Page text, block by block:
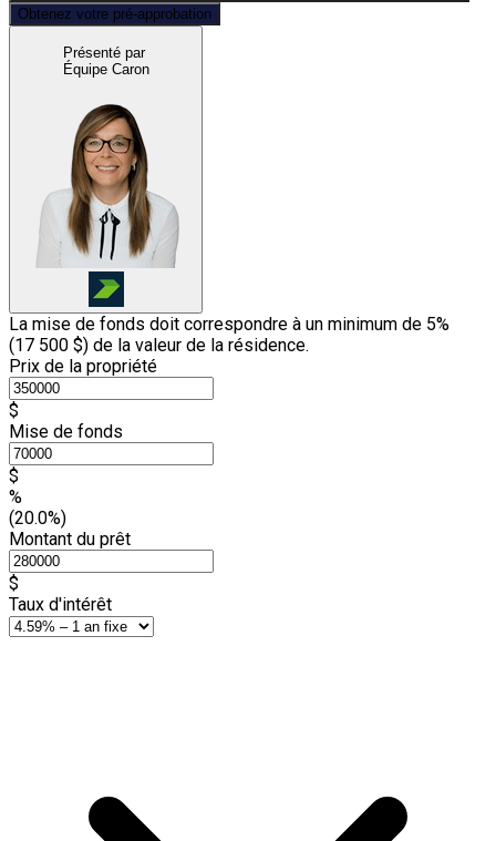
Obtenez votre pré-approbation
Présenté par
Équipe Caron
La mise de fonds doit correspondre à un minimum de 5%
(17 500 $) de la valeur de la résidence.
Prix de la propriété
$
Mise de fonds
$
%
(20.0%)
Montant du prêt
$
Taux d'intérêt